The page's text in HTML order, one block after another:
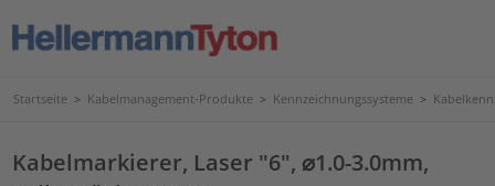
Startseite > Kabelmanagement-Produkte > Kennzeichnungssysteme >
Kabelmarkierer, Laser "6", ⌀1.0-3.0mm,